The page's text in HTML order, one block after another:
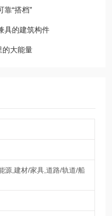
靠“搭档”
具的建筑构件
的大能量
源,建材/家具,道路/轨道/船